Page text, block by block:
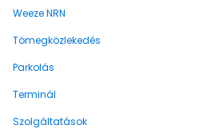
Weeze NRN
Tömegközlekedés
Parkolás
Terminál
Szolgáltatások